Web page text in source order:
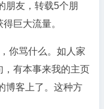
朋友，转载5个朋
巨大流量。
你骂什么。如人家
，有本事来我的主页
博客上了。这种方